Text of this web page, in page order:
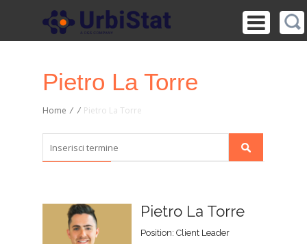
Pietro La Torre
Home / / Pietro La Torre
Pietro La Torre
Position: Client Leader